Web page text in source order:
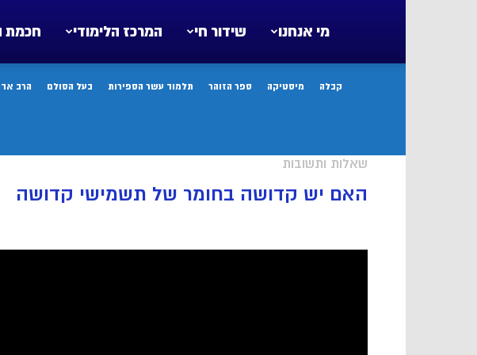
חכמת המרכז הלימודי שידור חי מי אנחנו
קבלה מיסטיקה ספר הזוהר תלמוד עשר הספירות בעל הסולם הרב
שאלות ותשובות
האם יש קדושה בחומר של תשמישי קדושה